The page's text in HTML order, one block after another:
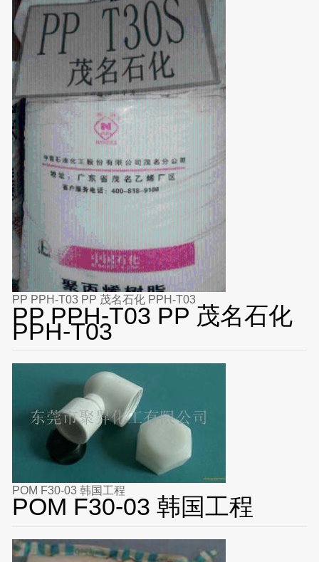
PP PPH-T03 PP 茂名石化 PPH-T03
PP PPH-T03 PP 茂名石化
PPH-T03
POM F30-03 韩国工程
POM F30-03 韩国工程